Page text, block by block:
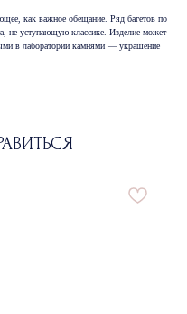
как важное обещание. Ряд багетов по
не уступающую классике. Изделие может
в лаборатории камнями — украшение